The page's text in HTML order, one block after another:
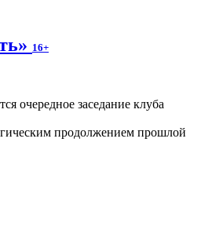
16+
очередное заседание клуба
продолжением прошлой